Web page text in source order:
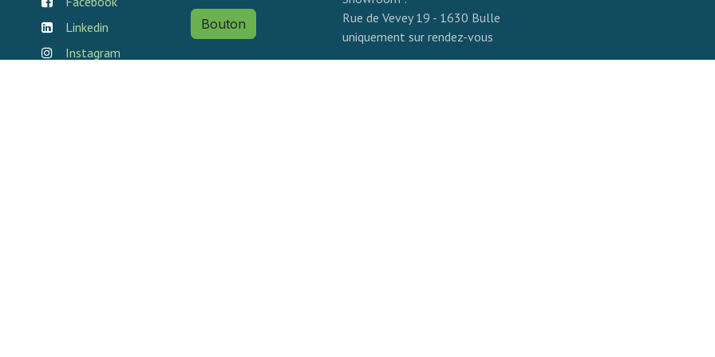
Linkedin
Instagram
Bouton
info@bigleco.ch
Rue de Vevey 19 - 1630 Bulle
uniquement sur rendez-vous